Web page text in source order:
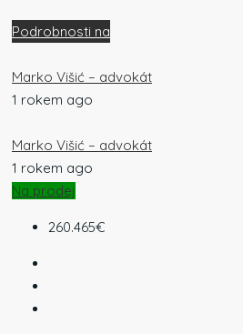
Podrobnosti na
Marko Višić – advokát
1 rokem ago
Marko Višić – advokát
1 rokem ago
Na prodej
260.465€